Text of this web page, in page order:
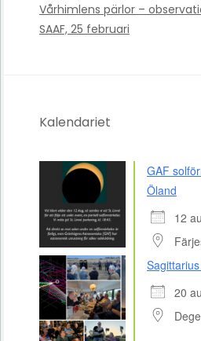
Vårhimlens pärlor –
SAAF, 25 februari
Kalendariet
GAF
Öland
12
20